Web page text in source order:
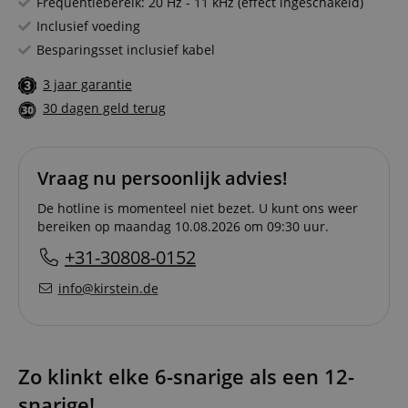
Inclusief voeding
Besparingsset inclusief kabel
3 jaar garantie
30 dagen geld terug
Vraag nu persoonlijk advies!
De hotline is momenteel niet bezet. U kunt ons weer
bereiken op maandag 10.08.2026 om 09:30 uur.
+31-30808-0152
info@kirstein.de
Zo klinkt elke 6-snarige als een 12-